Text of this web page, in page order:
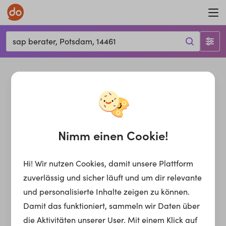
sap berater, Potsdam, 14461
Nimm einen Cookie!
Hi! Wir nutzen Cookies, damit unsere Plattform
zuverlässig und sicher läuft und um dir relevante
und personalisierte Inhalte zeigen zu können.
Damit das funktioniert, sammeln wir Daten über
die Aktivitäten unserer User. Mit einem Klick auf